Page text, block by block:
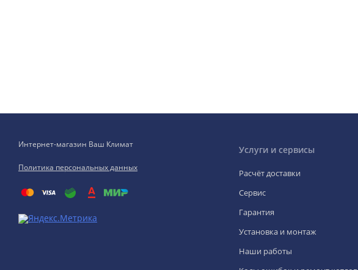
Интернет-магазин Ваш Климат
Политика персональных данных
Услуги и сервисы
Расчёт доставки
Сервис
Гарантия
Установка и монтаж
Наши работы